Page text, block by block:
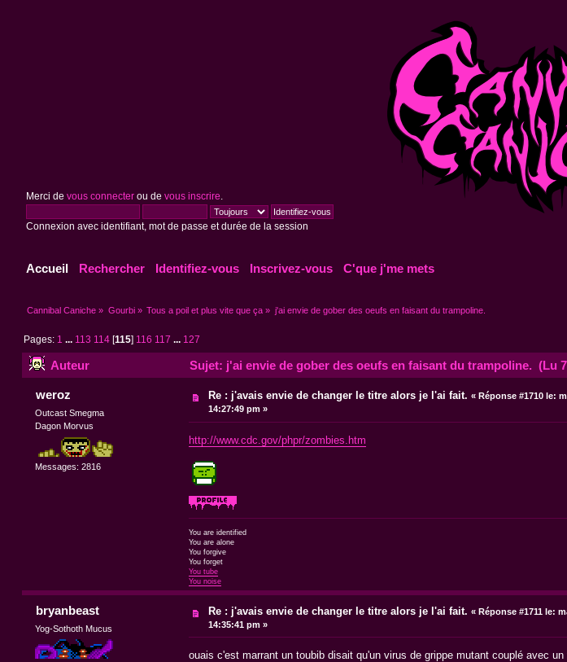
Merci de vous connecterou de vous inscrire
Connexion avec identifiant, mot de passe et durée de la session
Accueil Rechercher Identifiez-vous Inscrivez-vous C'que j'me mets
Cannibal Caniche » Gourbi» Tous a poil et plus vite que ça » j'ai envie de gober des oeufs en faisant du trampoline.
Pages: 1 ... 113 114 [115] 116 117 ... 127
Auteur Sujet: j'ai envie de gober des oeufs en faisant du trampoline. (Lu
weroz
Outcast Smegma
Dagon Morvus
Messages: 2816
Re : j'avais envie de changer le titre alors je l'ai fait. « Réponse #1710 le:
14:27:49 pm »
http://www.cdc.gov/phpr/zombies.htm
You are identified
You are alone
You forgive
You forget
You tube
You noise
bryanbeast
Yog-Sothoth Mucus
Re : j'avais envie de changer le titre alors je l'ai fait. « Réponse #1711 le:
14:35:41 pm »
ouais c'est marrant un toubib disait qu'un virus de grippe mutant couplé avec